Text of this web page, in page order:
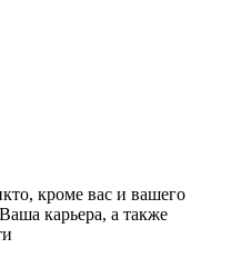
кроме вас и вашего
карьера, а также